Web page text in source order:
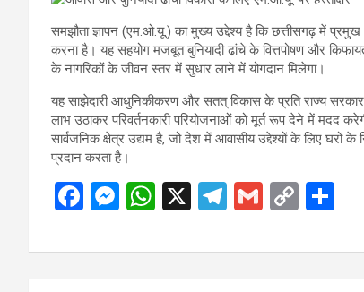
समझौता ज्ञापन (एम.ओ.यू.) का मुख्य उद्देश्य है कि छत्तीसगढ़ में
करना है। यह सहयोग मजबूत बुनियादी ढांचे के वित्तपोषण और
के नागरिकों के जीवन स्तर में सुधार लाने में योगदान मिलेगा।
यह साझेदारी आधुनिकीकरण और सतत् विकास के प्रति राज्य सरकार
लाभ उठाकर परिवर्तनकारी परियोजनाओं को मूर्त रूप देने में मदद
सार्वजनिक क्षेत्र उद्यम है, जो देश में आवासीय उद्देश्यों के लिए घरों के
प्रदान करता है।
F
ce
M
se
W
at
X
T
e
G
ail
C
py ar